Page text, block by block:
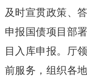
及时宣贯政策、
申报国债项目部
目入库申报。 厅
前服务， 组织各